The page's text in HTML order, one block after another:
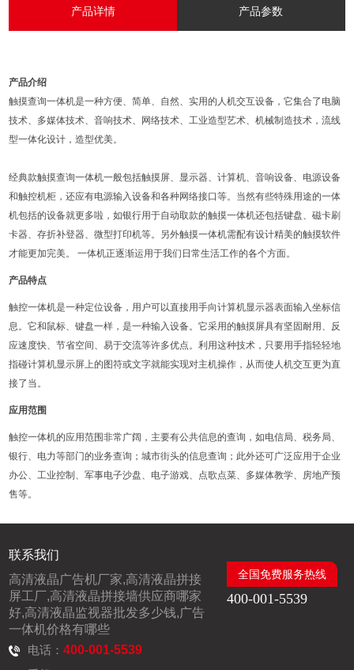
产品详情 产品参数
产品介绍
触摸查询一体机是一种方便、简单、自然、实用的人机交互设备，它集合了电脑
技术、多媒体技术、音响技术、网络技术、工业造型艺术、机械制造技术，流线
型一体化设计，造型优美。
经典款触摸查询一体机一般包括触摸屏、显示器、计算机、音响设备、电源设备
和触控机柜，还应有电源输入设备和各种网络接口等。当然有些特殊用途的一体
机包括的设备就更多啦，如银行用于自动取款的触摸一体机还包括键盘、磁卡刷
卡器、存折补登器、微型打印机等。另外触摸一体机需配有设计精美的触摸软件
才能更加完美。 一体机正逐渐运用于我们日常生活工作的各个方面。
产品特点
触控一体机是一种定位设备，用户可以直接用手向计算机显示器表面输入坐标信
息。它和鼠标、键盘一样，是一种输入设备。它采用的触摸屏具有坚固耐用、反
应速度快、节省空间、易于交流等许多优点。利用这种技术，只要用手指轻轻地
指碰计算机显示屏上的图符或文字就能实现对主机操作，从而使人机交互更为直
接了当。
应用范围
触控一体机的应用范围非常广阔，主要有公共信息的查询，如电信局、税务局、
银行、电力等部门的业务查询；城市街头的信息查询；此外还可广泛应用于企业
办公、工业控制、军事电子沙盘、电子游戏、点歌点菜、多媒体教学、房地产预
售等。
联系我们
高清液晶广告机厂家,高清液晶拼接
屏工厂,高清液晶拼接墙供应商哪家
好,高清液晶监视器批发多少钱,广告
一体机价格有哪些
电话：400-001-5539
全国免费服务热线
400-001-5539